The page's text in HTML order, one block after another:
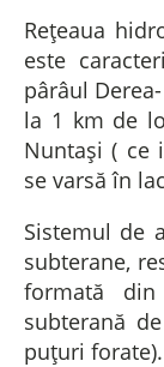
Rețeaua
este
pârâul
la 1 km de
Nuntași ( ce
se varsă în
Sistemul de
subterane,
formată
subterană
puțuri forate).